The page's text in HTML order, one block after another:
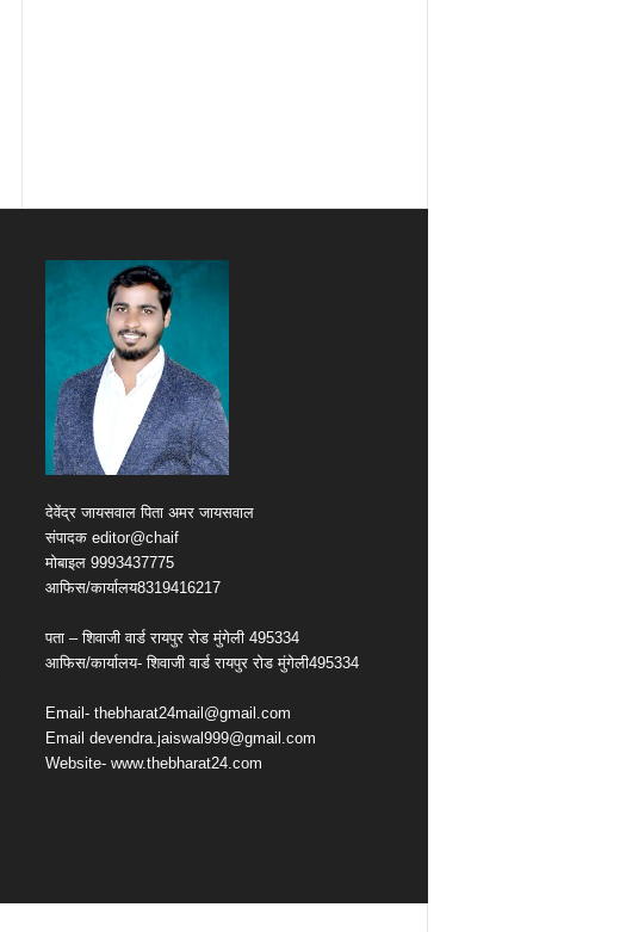
देवेंद्र जायसवाल पिता अमर जायसवाल
संपादक editor@chaif
मोबाइल 9993437775
आफिस/कार्यालय8319416217
पता – शिवाजी वार्ड रायपुर रोड मुंगेली 495334
आफिस/कार्यालय- शिवाजी वार्ड रायपुर रोड मुंगेली495334
Email- thebharat24mail@gmail.com
Email devendra.jaiswal999@gmail.com
Website- www.thebharat24.com